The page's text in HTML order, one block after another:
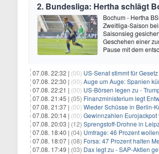
2. Bundesliga: Hertha schlägt
Bochum - Hertha
Zweitliga-Saison
Saisonsieg
Geschehen einer
Pause mit dem
07.08. 22:32 | (00) US-Senat stimmt für
07.08. 22:30 | (00) Auge um Auge: Spanien
07.08. 22:21 | (00) US-Börsen legen zu -
07.08. 21:45 | (05) Finanzministerium legt
07.08. 21:37 | (00) Wieder Schüsse in Berlin-
07.08. 20:14 | (00) Gewinnzahlen
07.08. 20:03 | (12) Sprengstoff-Drohne in
07.08. 18:40 | (04) Umfrage: 46 Prozent
07.08. 18:07 | (08) Forsa: 47 Prozent halten
07.08. 17:49 | (03) Dax legt zu - SAP-Aktien